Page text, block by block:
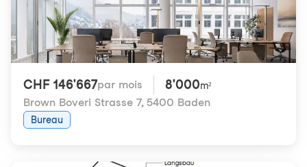
CHF 146'667par mois 8'000m²
Brown Boveri Strasse 7, 5400 Baden
Bureau